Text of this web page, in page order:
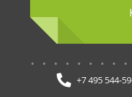
+7 495 544-